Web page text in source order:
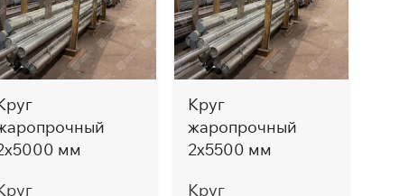
мм
Круг
жаропрочный
2х5500 мм
Круг